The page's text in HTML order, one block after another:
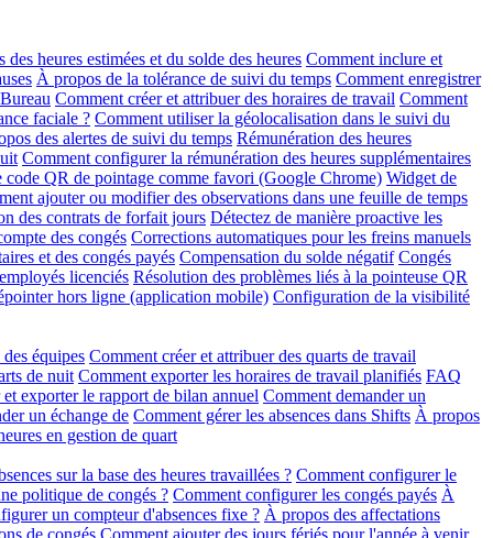
des heures estimées et du solde des heures Comment inclure et
À propos de la tolérance de suivi du temps Comment enregistrer
Comment créer et attribuer des horaires de travail Comment
faciale ? Comment utiliser la géolocalisation dans le suivi du
des alertes de suivi du temps Rémunération des heures
Comment configurer la rémunération des heures supplémentaires
code QR de pointage comme favori (Google Chrome) Widget de
ajouter ou modifier des observations dans une feuille de temps
des contrats de forfait jours Détectez de manière proactive les
des congés Corrections automatiques pour les freins manuels
et des congés payés Compensation du solde négatif Congés
licenciés Résolution des problèmes liés à la pointeuse QR
hors ligne (application mobile) Configuration de la visibilité
équipes Comment créer et attribuer des quarts de travail
de nuit Comment exporter les horaires de travail planifiés FAQ
exporter le rapport de bilan annuel Comment demander un
un échange de Comment gérer les absences dans Shifts À propos
en gestion de quart
sur la base des heures travaillées ? Comment configurer le
politique de congés ? Comment configurer les congés payés À
un compteur d'absences fixe ? À propos des affectations
de congés Comment ajouter des jours fériés pour l'année à venir